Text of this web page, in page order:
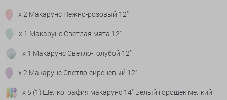
x 2 Макарунс Нежно-розовый 12"
x 1 Макарунс Светлая мята 12"
x 1 Макарунс Светло-голубой 12"
x 2 Макарунс Светло-сиреневый 12"
x 5 (1) Шелкография макарунс 14" Белый горошек мелкий